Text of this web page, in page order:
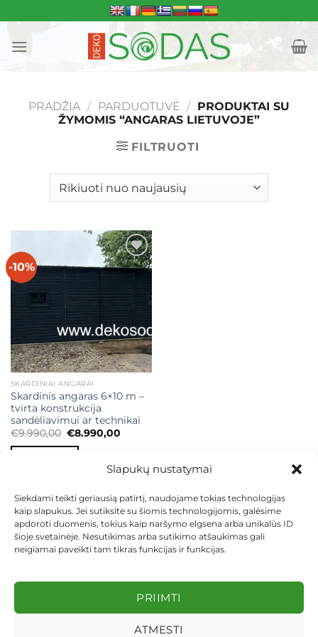
Slapukų nustatymai
Siekdami teikti geriausią patirtį, naudojame tokias technologijas
kaip slapukus. Jei sutiksite su šiomis technologijomis, galėsime
apdoroti duomenis, tokius kaip naršymo elgsena arba unikalūs ID
šioje svetainėje. Nesutikimas arba sutikimo atšaukimas gali
neigiamai paveikti tam tikras funkcijas ir funkcijas.
PRIIMTI
ATMESTI
to
content
PRADŽIA / PARDUOTUVĖ / PRODUKTAI SU
ŽYMOMIS “ANGARAS LIETUVOJE”
FILTRUOTI
-10% Mėgstamiausias
SKARDINIAI ANGARAI
Skardinis angaras 6×10 m –
tvirta konstrukcija
sandėliavimui ar technikai
€9.990,00 Original
was:
€8.990,00Current
KEITIMAS IR GRĄŽINIMAS
PRIVATUMO POLITIKA
Visos teisės saugomos 2026 ©dekosodas.lt